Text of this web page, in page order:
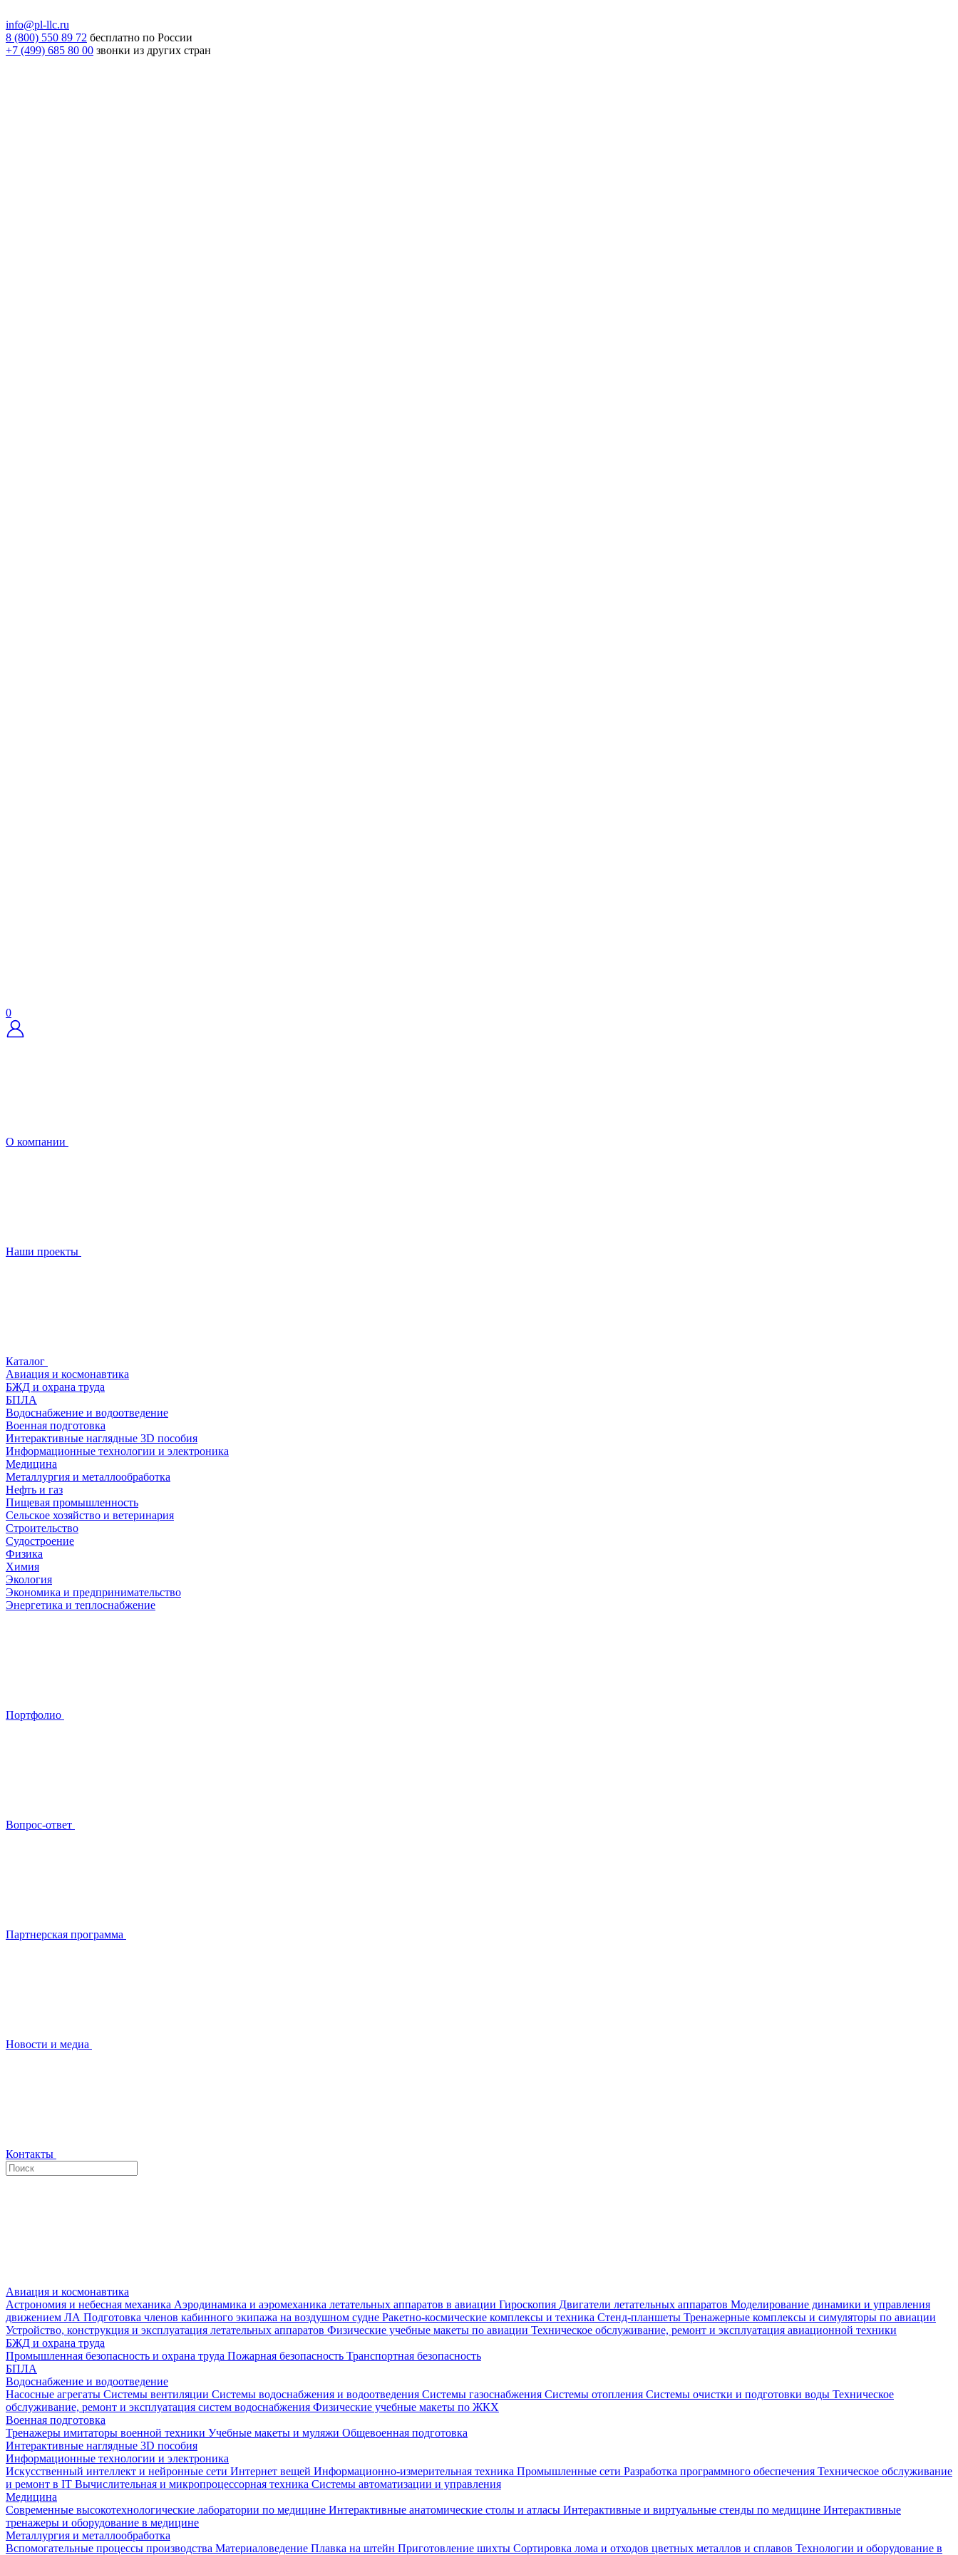
info@pl-llc.ru
8 (800) 550 89 72 бесплатно по России
+7 (499) 685 80 00 звонки из других стран
0
О компании
Наши проекты
Каталог
Авиация и космонавтика
БЖД и охрана труда
БПЛА
Водоснабжение и водоотведение
Военная подготовка
Интерактивные наглядные 3D пособия
Информационные технологии и электроника
Медицина
Металлургия и металлообработка
Нефть и газ
Пищевая промышленность
Сельское хозяйство и ветеринария
Строительство
Судостроение
Физика
Химия
Экология
Экономика и предпринимательство
Энергетика и теплоснабжение
Портфолио
Вопрос-ответ
Партнерская программа
Новости и медиа
Контакты
Авиация и космонавтика
Астрономия и небесная механика Аэродинамика и аэромеханика летательных аппаратов в авиации Гироскопия Двигатели летательных аппаратов Моделирование динамики и управления
движением ЛА Подготовка членов кабинного экипажа на воздушном судне Ракетно-космические комплексы и техника Стенд-планшеты Тренажерные комплексы и симуляторы по авиации
Устройство, конструкция и эксплуатация летательных аппаратов Физические учебные макеты по авиации Техническое обслуживание, ремонт и эксплуатация авиационной техники
БЖД и охрана труда
Промышленная безопасность и охрана труда Пожарная безопасность Транспортная безопасность
БПЛА
Водоснабжение и водоотведение
Насосные агрегаты Системы вентиляции Системы водоснабжения и водоотведения Системы газоснабжения Системы отопления Системы очистки и подготовки воды Техническое
обслуживание, ремонт и эксплуатация систем водоснабжения Физические учебные макеты по ЖКХ
Военная подготовка
Тренажеры имитаторы военной техники Учебные макеты и муляжи Общевоенная подготовка
Интерактивные наглядные 3D пособия
Информационные технологии и электроника
Искусственный интеллект и нейронные сети Интернет вещей Информационно-измерительная техника Промышленные сети Разработка программного обеспечения Техническое обслуживание
и ремонт в IT Вычислительная и микропроцессорная техника Системы автоматизации и управления
Медицина
Современные высокотехнологические лаборатории по медицине Интерактивные анатомические столы и атласы Интерактивные и виртуальные стенды по медицине Интерактивные
тренажеры и оборудование в медицине
Металлургия и металлообработка
Вспомогательные процессы производства Материаловедение Плавка на штейн Приготовление шихты Сортировка лома и отходов цветных металлов и сплавов Технологии и оборудование в